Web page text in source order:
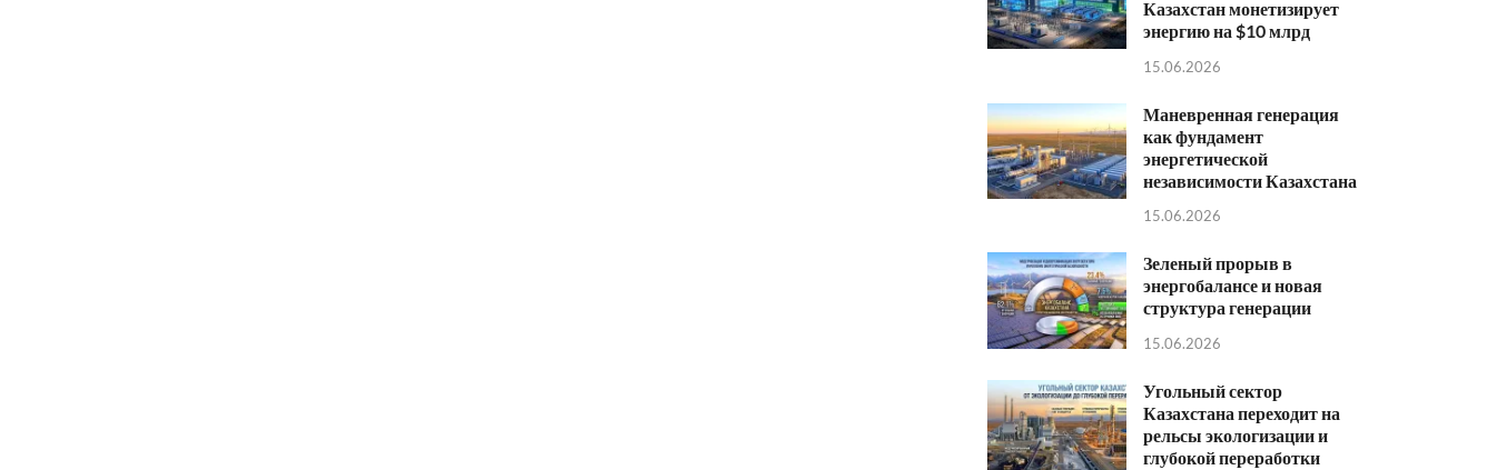
Казахстан монетизирует
энергию на $10 млрд
15.06.2026
Маневренная генерация
как фундамент
энергетической
независимости Казахстана
15.06.2026
Зеленый прорыв в
энергобалансе и новая
структура генерации
15.06.2026
Угольный сектор
Казахстана переходит на
рельсы экологизации и
глубокой переработки